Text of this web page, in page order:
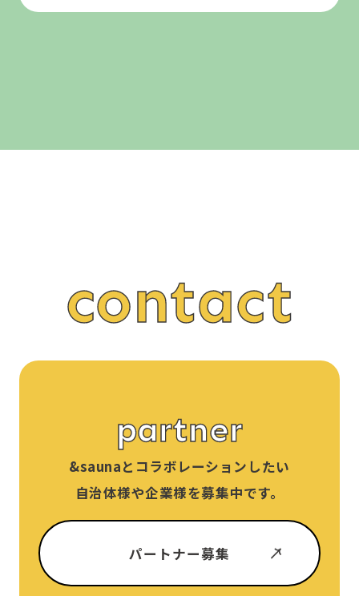
contact
partner
&saunaとコラボレーションしたい
自治体様や企業様を募集中です。
パートナー募集